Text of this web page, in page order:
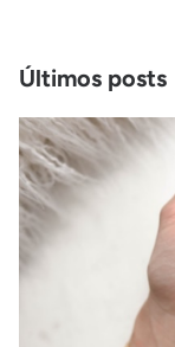
Últimos posts